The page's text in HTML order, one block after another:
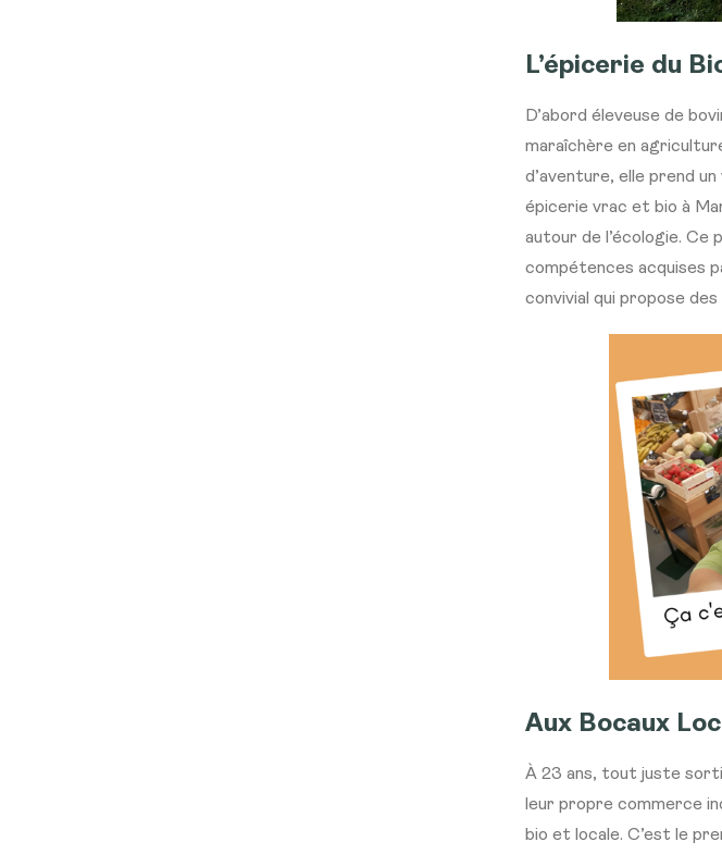
L’épicerie du
D’abord éleveuse de
maraîchère en
d’aventure, elle prend
épicerie vrac et bio à
autour de l’écologie.
compétences acquises
convivial qui propose
Aux Bocaux
À 23 ans, tout juste
leur propre commerce
bio et locale. C’est le